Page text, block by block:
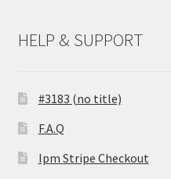
HELP & SUPPORT
#3183 (no title)
F.A.Q
Ipm Stripe Checkout